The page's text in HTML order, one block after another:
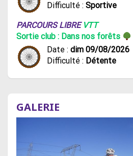
Difficulté : Sportive
PARCOURS LIBRE VTT
Sortie club : Dans nos forêts
Date : dim 09/08/2026
Difficulté : Détente
GALERIE